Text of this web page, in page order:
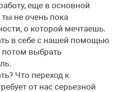
еще в основной
не очень пока
о которой мечтаешь.
в себе с нашей помощью
потом выбрать
Что переход к
от нас серьезной